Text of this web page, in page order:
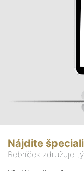
Nájdite
Rebríček združuje